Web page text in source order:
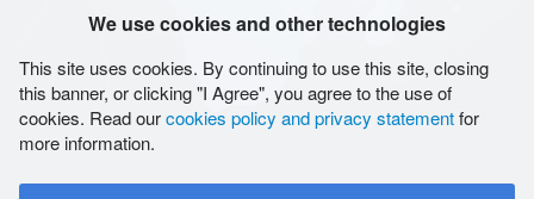
We use cookies and other technologies
This site uses cookies. By continuing to use this site, closing
this banner, or clicking "I Agree", you agree to the use of
cookies. Read ourcookies policy and privacy statementfor
more information.
Cabecera
Condiciones
Condiciones de uso
Salvaguarda de la privacidad de los datos